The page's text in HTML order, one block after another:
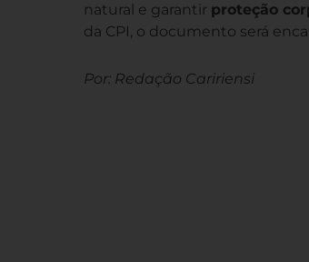
natural e garantir proteção
da CPI, o documento será
Por: Redação Caririensi